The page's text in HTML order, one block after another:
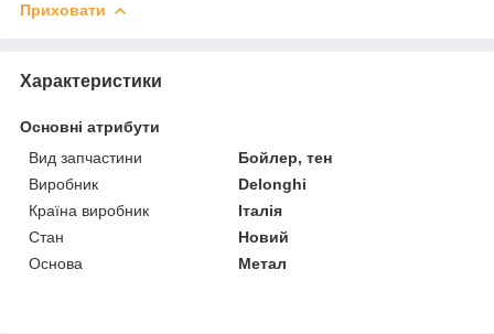
Приховати
Характеристики
Основні атрибути
Вид запчастини
Бойлер, тен
Виробник
Delonghi
Країна виробник
Італія
Стан
Новий
Основа
Метал